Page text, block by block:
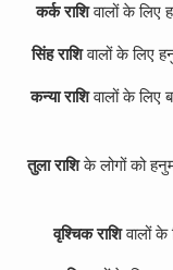
कर्क राशिवालों के लिए
सिंह राशिवालों के लिए
कन्या राशिवालों के लिए
तुला राशिके लोगों को
वृश्चिक राशिवालों